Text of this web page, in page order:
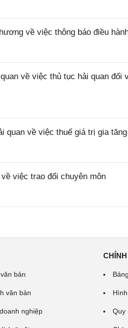
về việc thông báo điều
về việc thủ tục hải quan đối
quan về việc thuế giá trị gia
việc trao đổi chuyên môn
bản
văn bản
nghiệp Quy